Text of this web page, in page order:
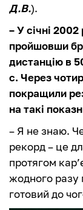
Д.В.).
– У січні
пройшовши
дистанцію в
с. Через
покращили
на такі
– Я не знаю.
рекорд – це
протягом
жодного разу
готовий до